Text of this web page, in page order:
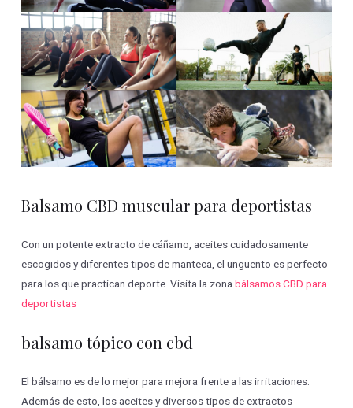
Balsamo CBD muscular para deportistas
Con un potente extracto de cáñamo, aceites cuidadosamente
escogidos y diferentes tipos de manteca, el ungüento es perfecto
para los que practican deporte. Visita la zonabálsamos CBD para
deportistas
balsamo tópico con cbd
El bálsamo es de lo mejor para mejora frente a las irritaciones.
Además de esto, los aceites y diversos tipos de extractos